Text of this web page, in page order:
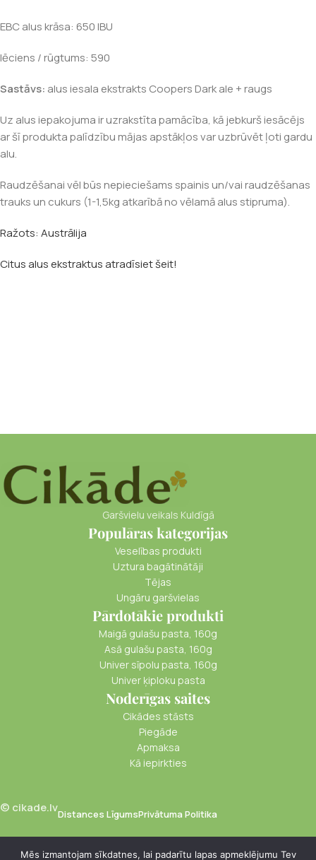
EBC alus krāsa: 650 IBU
lēciens / rūgtums: 590
Sastāvs: alus iesala ekstrakts Coopers Dark ale + raugs
Uz alus iepakojuma ir uzrakstīta pamācība, kā jebkurš iesācējs
ar šī produkta palīdzību mājas apstākļos var uzbrūvēt ļoti gardu
alu.
Raudzēšanai vēl būs nepieciešams spainis un/vai raudzēšanas
trauks un cukurs (1-1,5kg atkarībā no vēlamā alus stipruma).
Ražots: Austrālija
Citus alus ekstraktus atradīsiet šeit!
Garšvielu veikals Kuldīgā
Populāras kategorijas
Veselības produkti
Uztura bagātinātāji
Tējas
Ungāru garšvielas
Pārdotākie produkti
Maigā gulašu pasta, 160g
Asā gulašu pasta, 160g
Univer sīpolu pasta, 160g
Univer ķiploku pasta
Noderīgas saites
Cikādes stāsts
Piegāde
Apmaksa
Kā iepirkties
© cikade.lvDistances LīgumsPrivātuma Politika
Mēs izmantojam sīkdatnes, lai padarītu lapas apmeklējumu Tev